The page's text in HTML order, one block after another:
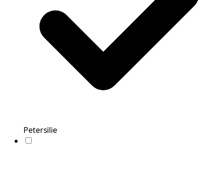
Petersilie